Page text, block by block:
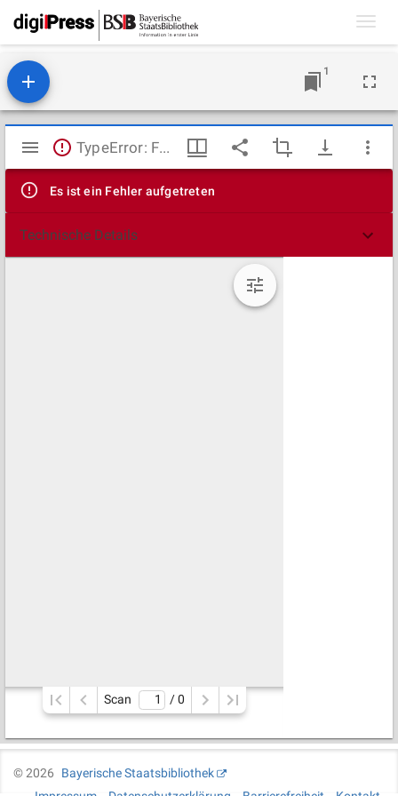
1
Mirador
Viewer
TypeError: Failed to fetch
Es ist ein Fehler aufgetreten
Technische Details
Scan / 0
©2026
Bayerische Staatsbibliothek